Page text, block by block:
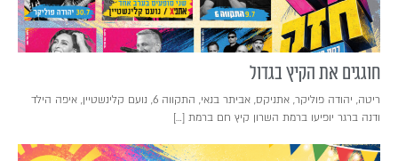
חוגגים את הקיץ בגדול
ריטה, יהודה פוליקר, אתניקס, אביתר בנאי, התקווה 6, נועם קלינשטיין, איפה הילד
ודנה ברגר יופיעו ברמת השרון קיץ חם ברמת […]